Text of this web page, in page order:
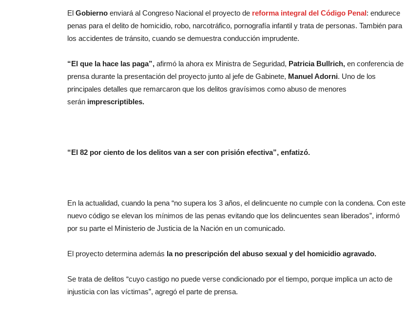
El Gobierno enviará al Congreso Nacional el proyecto de reforma integral del Código Penal: endurece
penas para el delito de homicidio, robo, narcotráfico, pornografía infantil y trata de personas. También para
los accidentes de tránsito, cuando se demuestra conducción imprudente.
“El que la hace las paga”, afirmó la ahora ex Ministra de Seguridad, Patricia Bullrich, en conferencia de
prensa durante la presentación del proyecto junto al jefe de Gabinete, Manuel Adorni. Uno de los
principales detalles que remarcaron que los delitos gravísimos como abuso de menores
serán imprescriptibles.
“El 82 por ciento de los delitos van a ser con prisión efectiva”, enfatizó.
En la actualidad, cuando la pena “no supera los 3 años, el delincuente no cumple con la condena. Con este
nuevo código se elevan los mínimos de las penas evitando que los delincuentes sean liberados”, informó
por su parte el Ministerio de Justicia de la Nación en un comunicado.
El proyecto determina además la no prescripción del abuso sexual y del homicidio agravado.
Se trata de delitos “cuyo castigo no puede verse condicionado por el tiempo, porque implica un acto de
injusticia con las víctimas”, agregó el parte de prensa.